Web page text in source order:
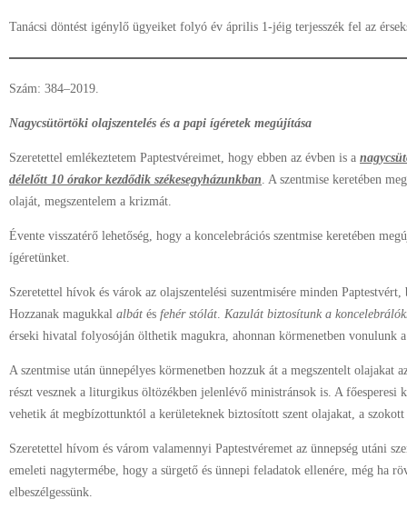
Tanácsi döntést igénylő ügyeiket folyó év április 1-jéig terjesszék fel az
Szám: 384–2019.
Nagycsütörtöki olajszentelés és a papi ígéretek megújítása
Szeretettel emlékeztetem Paptestvéreimet, hogy ebben az évben is a
délelőtt 10 órakor kezdődik székesegyházunkban. A szentmise keretében
olaját, megszentelem a krizmát.
Évente visszatérő lehetőség, hogy a koncelebrációs szentmise keretében
ígéretünket.
Szeretettel hívok és várok az olajszentelési suzentmisére minden Paptestvért,
Hozzanak magukkal albát és fehér stólát. Kazulát biztosítunk a
érseki hivatal folyosóján ölthetik magukra, ahonnan körmenetben vonulunk a
A szentmise után ünnepélyes körmenetben hozzuk át a megszentelt olajakat
részt vesznek a liturgikus öltözékben jelenlévő ministránsok is. A főesperesi
vehetik át megbízottunktól a kerületeknek biztosított szent olajakat, a
Szeretettel hívom és várom valamennyi Paptestvéremet az ünnepség utáni
emeleti nagytermébe, hogy a sürgető és ünnepi feladatok ellenére, még ha
elbeszélgessünk.